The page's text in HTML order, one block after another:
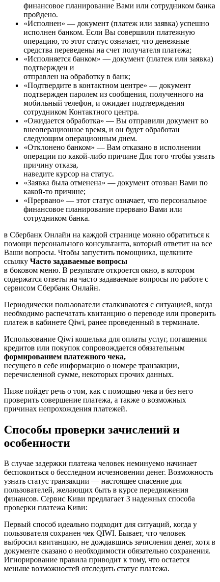
финансовое планирование Вами или сотрудником банка
пройдено.
«Исполнен» — документ (платеж или заявка) успешно
исполнен банком. Если Вы совершили платежную
операцию, то этот статус означает, что денежные
средства переведены на счет получателя платежа;
«Исполняется банком» — документ (платеж или заявка)
подтвержден и
отправлен на обработку в банк;
«Подтвердите в контактном центре» — документ
подтвержден паролем из сообщения, полученного на
мобильный телефон, и ожидает подтверждения
сотрудником Контактного центра.
«Ожидается обработка» — Вы отправили документ во
внеоперационное время, и он будет обработан
следующим операционным днем.
«Отклонено банком» — Вам отказано в исполнении
операции по какой-либо причине Для того чтобы узнать
причину отказа,
наведите курсор на статус.
«Заявка была отменена» — документ отозван Вами по
какой-то причине;
«Прервано» — этот статус означает, что персональное
финансовое планирование прервано Вами или
сотрудником банка.
в Сбербанк Онлайн на каждой странице можно обратиться к
помощи персонального консультанта, который ответит на все
Ваши вопросы. Чтобы запустить помощника, щелкните
ссылку Часто задаваемые вопросы
в боковом меню. В результате откроется окно, в котором
содержатся ответы на часто задаваемые вопросы по работе с
сервисом Сбербанк Онлайн.
Периодически пользователи сталкиваются с ситуацией, когда
необходимо распечатать квитанцию о переводе или проверить
платеж в кабинете Qiwi, ранее проведенный в терминале.
Использование Qiwi кошелька для оплаты услуг, погашения
кредитов или покупок сопровождается обязательным
формированием платежного чека,
несущего в себе информацию о номере транзакции,
перечисленной сумме, некоторых прочих данных.
Ниже пойдет речь о том, как с помощью чека и без него
проверить совершение платежа, а также о возможных
причинах непрохождения платежей.
Способы проверки зачислений и
особенности
В случае задержки платежа человек неминуемо начинает
беспокоиться о бесследном исчезновении денег. Возможность
узнать статус транзакции ― настоящее спасение для
пользователей, желающих быть в курсе передвижения
финансов. Сервис Киви предлагает 3 надежных способа
проверки платежа Киви:
Первый способ идеально подходит для ситуаций, когда у
пользователя сохранен чек QIWI. Бывает, что человек
выбросил квитанцию, не дождавшись зачисления денег, хотя в
документе сказано о необходимости обязательно сохранения.
Игнорирование правила приводит к тому, что остается
меньше возможностей отследить статус платежа.